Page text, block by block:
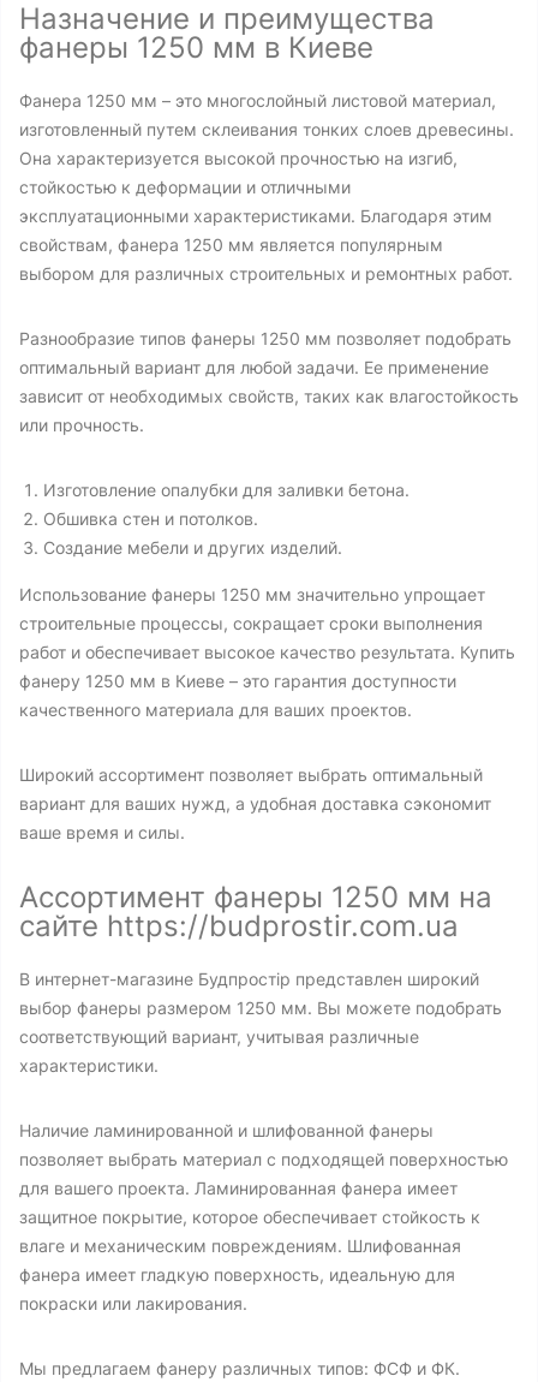
Назначение и преимущества
фанеры 1250 мм в Киеве
Фанера 1250 мм – это многослойный листовой материал,
изготовленный путем склеивания тонких слоев древесины.
Она характеризуется высокой прочностью на изгиб,
стойкостью к деформации и отличными
эксплуатационными характеристиками. Благодаря этим
свойствам, фанера 1250 мм является популярным
выбором для различных строительных и ремонтных работ.
Разнообразие типов фанеры 1250 мм позволяет подобрать
оптимальный вариант для любой задачи. Ее применение
зависит от необходимых свойств, таких как влагостойкость
или прочность.
Изготовление опалубки для заливки бетона.
Обшивка стен и потолков.
Создание мебели и других изделий.
Использование фанеры 1250 мм значительно упрощает
строительные процессы, сокращает сроки выполнения
работ и обеспечивает высокое качество результата. Купить
фанеру 1250 мм в Киеве – это гарантия доступности
качественного материала для ваших проектов.
Широкий ассортимент позволяет выбрать оптимальный
вариант для ваших нужд, а удобная доставка сэкономит
ваше время и силы.
Ассортимент фанеры 1250 мм на
сайте https://budprostir.com.ua
В интернет-магазине Будпростір представлен широкий
выбор фанеры размером 1250 мм. Вы можете подобрать
соответствующий вариант, учитывая различные
характеристики.
Наличие ламинированной и шлифованной фанеры
позволяет выбрать материал с подходящей поверхностью
для вашего проекта. Ламинированная фанера имеет
защитное покрытие, которое обеспечивает стойкость к
влаге и механическим повреждениям. Шлифованная
фанера имеет гладкую поверхность, идеальную для
покраски или лакирования.
Мы предлагаем фанеру различных типов: ФСФ и ФК.